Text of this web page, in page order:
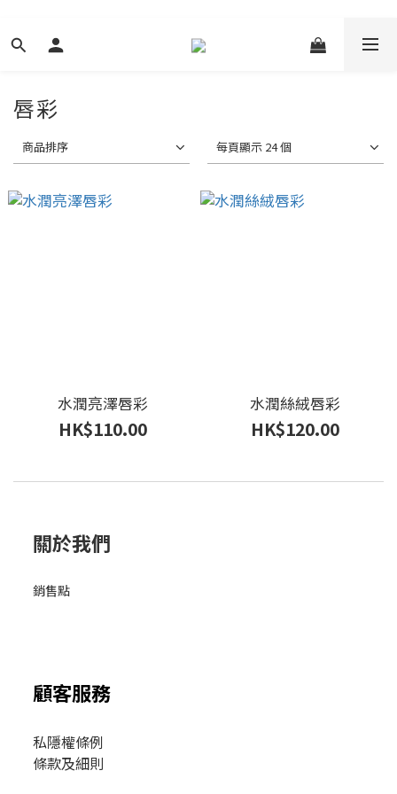
唇彩
商品排序 每頁顯示 24 個
水潤亮澤唇彩
HK$110.00
水潤絲絨唇彩
HK$120.00
關於我們
銷售點
顧客服務
私隱權條例
條款及細則